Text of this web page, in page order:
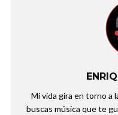
Mi vida gira en torno a
buscas música que te